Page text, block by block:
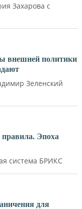
Захарова с
внешней политики
Зеленский
Эпоха
система БРИКС
для